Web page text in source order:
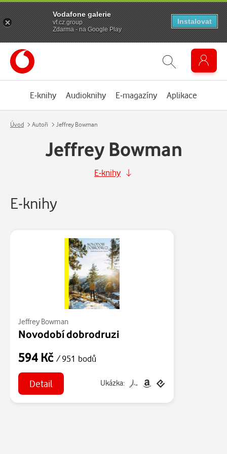
E-knihy Audioknihy E-magazíny Aplikace
Úvod Autoři Jeffrey Bowman
Jeffrey Bowman
E-knihy
E-knihy
Jeffrey Bowman
Novodobí dobrodruzi
594 Kč / 951 bodů
Detail Ukázka:
Vodafone galerie
vf.cz.group
Zdarma - na Google Play
Instalovat